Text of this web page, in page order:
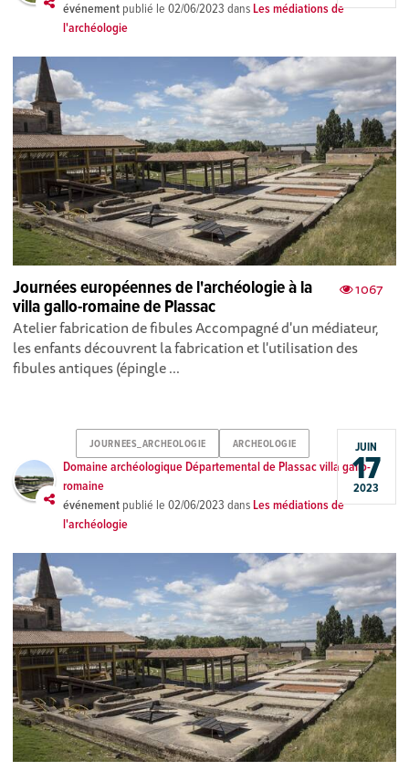
événement publié le02/06/2023 dansLes médiations de
l'archéologie
1067
Journées européennes de l'archéologie à la
villa gallo-romaine de Plassac
Atelier fabrication de fibules Accompagné d'un médiateur,
les enfants découvrent la fabrication et l'utilisation des
fibules antiques (épingle ...
JOURNEES_ARCHEOLOGIE ARCHEOLOGIE
Domaine archéologique Départemental de Plassac villa gallo-
romaine
événement publié le02/06/2023 dansLes médiations de
l'archéologie
JUIN
17
2023